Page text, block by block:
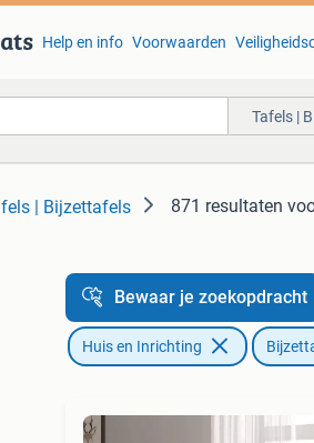
Help en info Voorwaarden
Tafels |
| Bijzettafels 871 resultaten
Bewaar je zoekopdracht
Huis en Inrichting